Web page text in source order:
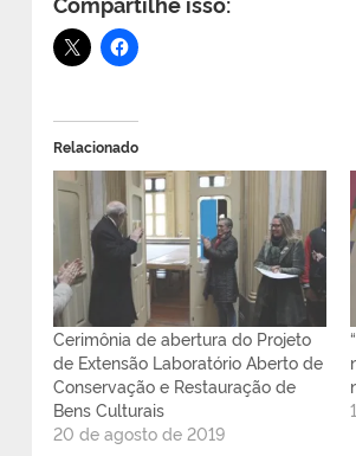
Relacionado
Cerimônia de abertura do Projeto
de Extensão Laboratório Aberto de
Conservação e Restauração de
Bens Culturais
20 de agosto de 2019